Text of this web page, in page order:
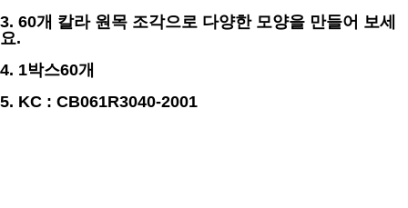
3. 60개 칼라 원목 조각으로 다양한 모양을 만들어 보세
요.
4. 1박스60개
5. KC : CB061R3040-2001